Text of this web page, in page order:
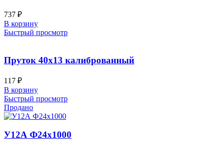
737 ₽
В корзину
Быстрый просмотр
Пруток 40х13 калиброванный
117 ₽
В корзину
Быстрый просмотр
Продано
У12А Ф24х1000